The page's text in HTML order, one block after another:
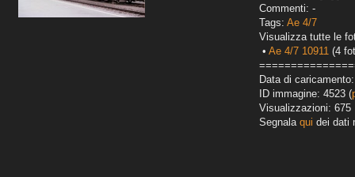
Commenti: -
Tags: Ae 4/7
Visualizza tutte le
• Ae 4/7 10911 (4
Data di
ID immagine: 4523 (
Visualizzazioni: 675
Segnala qui dei dati